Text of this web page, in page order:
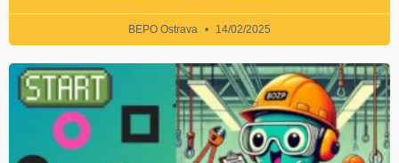
BEPO Ostrava 14/02/2025